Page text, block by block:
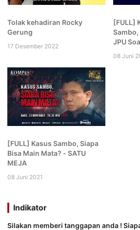
Tolak kehadiran Rocky
Gerung
17 Desember 2022
[FULL]
Sambo,
JPU
08 Juni
[FULL] Kasus Sambo, Siapa
Bisa Main Mata? - SATU
MEJA
08 Juni 2021
Indikator
Silakan memberi tanggapan anda !